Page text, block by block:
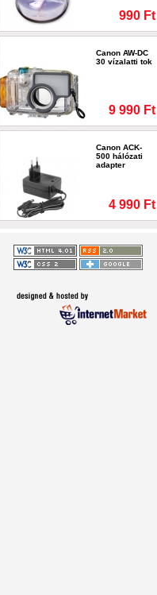
990 Ft
Canon AW-DC
30 vízalatti tok
9 990 Ft
Canon ACK-
500 hálózati
adapter
4 990 Ft